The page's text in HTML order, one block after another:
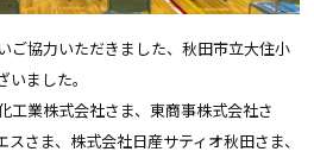
ご協力いただきました、秋田市立大住小
ました。
工業株式会社さま、東商事株式会社さ
さま、株式会社日産サティオ秋田さま、